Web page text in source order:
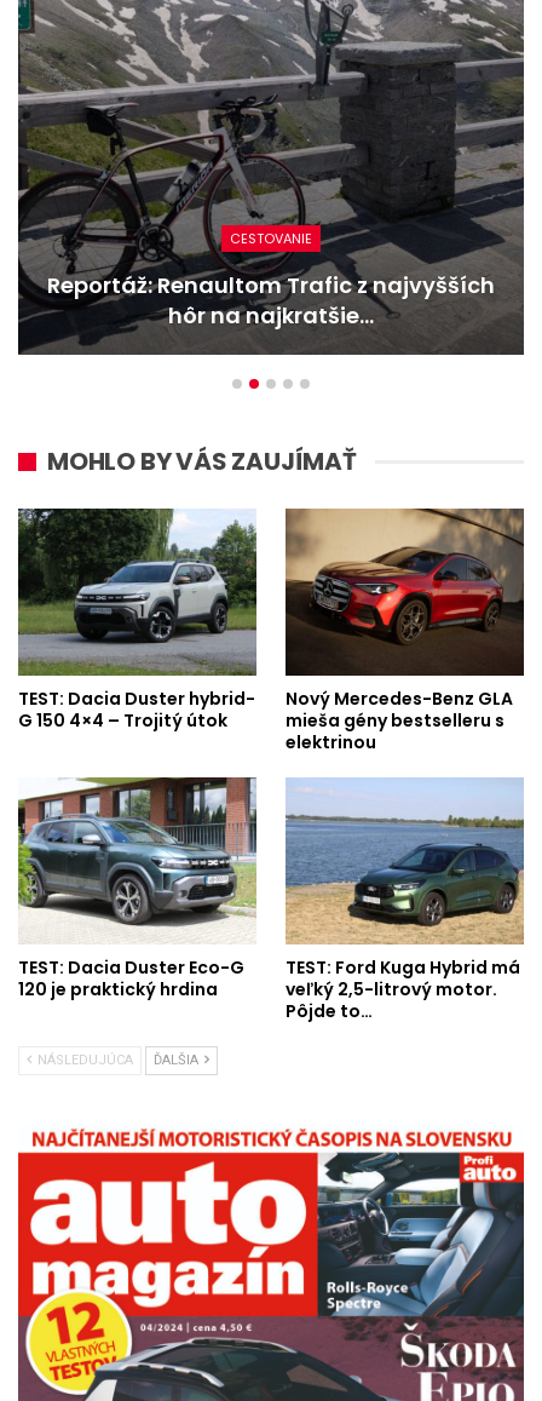
CESTOVANIE
Reportáž: Renaultom Trafic z najvyšších
hôr na najkratšie…
MOHLO BY VÁS ZAUJÍMAŤ
TEST: Dacia Duster hybrid-
G 150 4×4 – Trojitý útok
Nový Mercedes-Benz GLA
mieša gény bestselleru s
elektrinou
TEST: Dacia Duster Eco-G
120 je praktický hrdina
TEST: Ford Kuga Hybrid má
veľký 2,5-litrový motor.
Pôjde to…
NÁSLEDUJÚCA ĎALŠIA